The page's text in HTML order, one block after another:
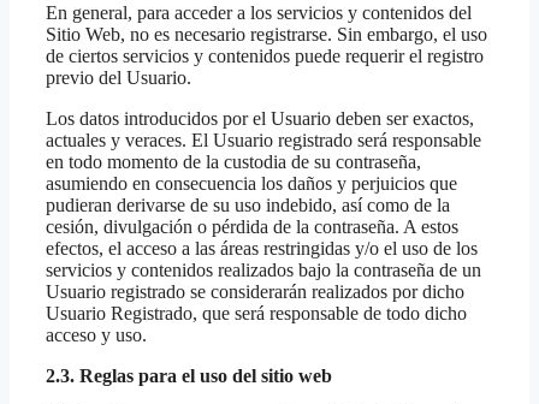
En general, para acceder a los servicios y contenidos del
Sitio Web, no es necesario registrarse. Sin embargo, el uso
de ciertos servicios y contenidos puede requerir el registro
previo del Usuario.
Los datos introducidos por el Usuario deben ser exactos,
actuales y veraces. El Usuario registrado será responsable
en todo momento de la custodia de su contraseña,
asumiendo en consecuencia los daños y perjuicios que
pudieran derivarse de su uso indebido, así como de la
cesión, divulgación o pérdida de la contraseña. A estos
efectos, el acceso a las áreas restringidas y/o el uso de los
servicios y contenidos realizados bajo la contraseña de un
Usuario registrado se considerarán realizados por dicho
Usuario Registrado, que será responsable de todo dicho
acceso y uso.
2.3. Reglas para el uso del sitio web